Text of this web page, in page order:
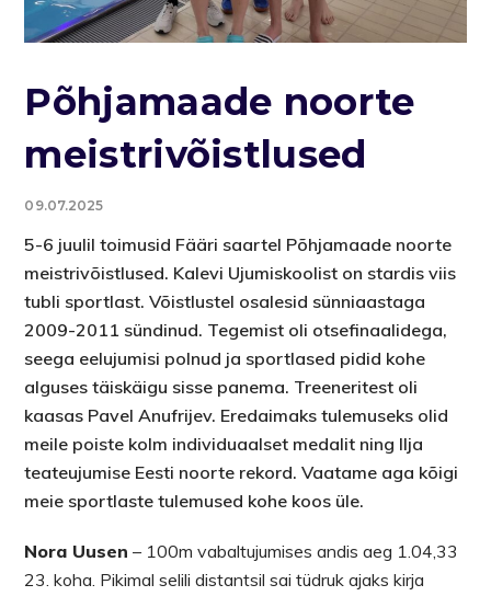
Põhjamaade noorte
meistrivõistlused
09.07.2025
5-6 juulil toimusid Fääri saartel Põhjamaade noorte
meistrivõistlused. Kalevi Ujumiskoolist on stardis viis
tubli sportlast. Võistlustel osalesid sünniaastaga
2009-2011 sündinud. Tegemist oli otsefinaalidega,
seega eelujumisi polnud ja sportlased pidid kohe
alguses täiskäigu sisse panema. Treeneritest oli
kaasas Pavel Anufrijev. Eredaimaks tulemuseks olid
meile poiste kolm individuaalset medalit ning Ilja
teateujumise Eesti noorte rekord. Vaatame aga kõigi
meie sportlaste tulemused kohe koos üle.
Nora Uusen – 100m vabaltujumises andis aeg 1.04,33
23. koha. Pikimal selili distantsil sai tüdruk ajaks kirja